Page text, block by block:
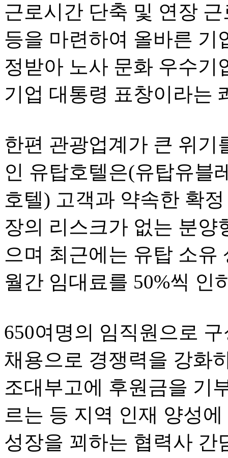
근로시간 단축 및 연장
등을 마련하여 올바른 기
정받아 노사 문화 우수기
기업 대통령 표창이라는
한편 관광업계가 큰 위기
인 유탑호텔은(유탑유블
호텔) 고객과 약속한 확
장의 리스크가 없는 분양
으며 최근에는 유탑 소
월간 임대료를 50%씩 인
650여명의 임직원으로
채용으로 경쟁력을 강화
조대부고에 후원금을 기
르는 등 지역 인재 양성
성장을 꾀하는 협력사 간